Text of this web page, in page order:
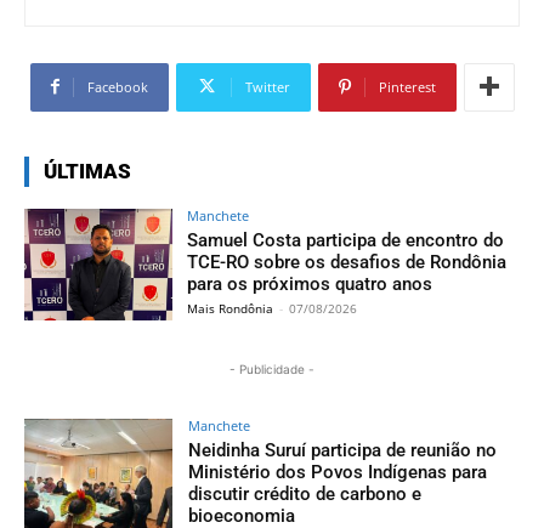
Facebook Twitter Pinterest
ÚLTIMAS
Manchete
Samuel Costa participa de encontro do
TCE-RO sobre os desafios de Rondônia
para os próximos quatro anos
Mais Rondônia - 07/08/2026
- Publicidade -
Manchete
Neidinha Suruí participa de reunião no
Ministério dos Povos Indígenas para
discutir crédito de carbono e
bioeconomia